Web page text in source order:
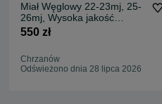
Miał Węglowy 22-23mj, 25-
26mj, Wysoka jakość
Polskie Kopalnie
550 zł
Chrzanów
Odświeżono dnia 28 lipca 2026